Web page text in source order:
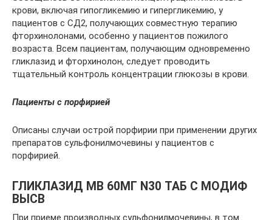
крови, включая гипогликемию и гипергликемию, у
пациентов с СД2, получающих совместную терапию
фторхинолонами, особенно у пациентов пожилого
возраста. Всем пациентам, получающим одновременно
гликлазид и фторхинолон, следует проводить
тщательный контроль концентрации глюкозы в крови.
Пациенты с порфирией
Описаны случаи острой порфирии при применении других
препаратов сульфонилмочевины у пациентов с
порфирией.
ГЛИКЛАЗИД МВ 60МГ N30 ТАБ С МОДИФ
ВЫСВ
При приеме производных сульфонилмочевины, в том